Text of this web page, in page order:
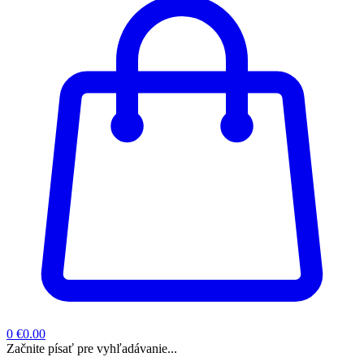
0 €0.00
Začnite písať pre vyhľadávanie...